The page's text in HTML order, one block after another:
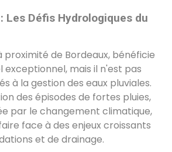
Les Défis Hydrologiques du
proximité de Bordeaux, bénéficie
mais il n'est pas
à la gestion des eaux pluviales.
des épisodes de fortes pluies,
par le changement climatique,
face à des enjeux croissants
et de drainage.